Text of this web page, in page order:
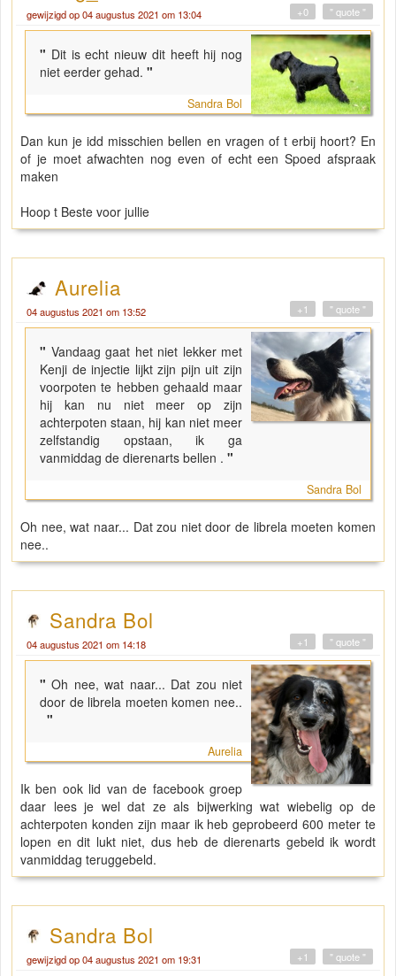
gewijzigd op 04 augustus 2021 om 13:04 " quote "
+0
" Dit is echt nieuw dit heeft hij nog
niet eerder gehad. "
Sandra Bol
Dan kun je idd misschien bellen en vragen of t erbij hoort? En
of je moet afwachten nog even of echt een Spoed afspraak
maken
Hoop t Beste voor jullie
Aurelia
04 augustus 2021 om 13:52 " quote "
+1
" Vandaag gaat het niet lekker met
Kenji de injectie lijkt zijn pijn uit zijn
voorpoten te hebben gehaald maar
hij kan nu niet meer op zijn
achterpoten staan, hij kan niet meer
zelfstandig opstaan, ik ga
vanmiddag de dierenarts bellen . "
Sandra Bol
Oh nee, wat naar... Dat zou niet door de librela moeten komen
nee..
Sandra Bol
04 augustus 2021 om 14:18 " quote "
+1
"Oh nee, wat naar... Dat zou niet
door de librela moeten komen nee..
"
Aurelia
Ik ben ook lid van de facebook groep
daar lees je wel dat ze als bijwerking wat wiebelig op de
achterpoten konden zijn maar ik heb geprobeerd 600 meter te
lopen en dit lukt niet, dus heb de dierenarts gebeld ik wordt
vanmiddag teruggebeld.
Sandra Bol
gewijzigd op 04 augustus 2021 om 19:31 " quote "
+1